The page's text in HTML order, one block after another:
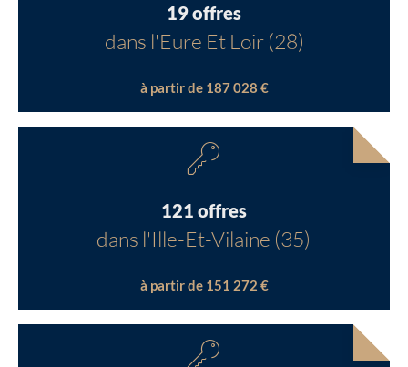
19 offres
dans l'Eure Et Loir (28)
à partir de 187 028 €
121 offres
dans l'Ille-Et-Vilaine (35)
à partir de 151 272 €